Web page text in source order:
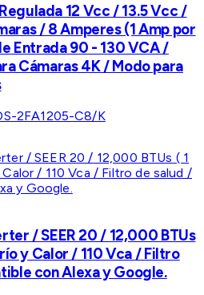
12 Vcc / 13.5 Vcc /
/ 8 Amperes (1 Amp por
Entrada 90 - 130 VCA /
Cámaras 4K / Modo para
2FA1205-C8/K
/ SEER 20 / 12,000 BTUs
y Calor / 110 Vca / Filtro
con Alexa y Google.